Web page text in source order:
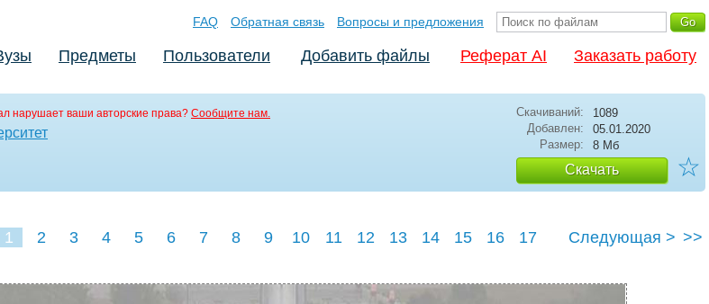
FAQ Обратная связь Вопросы и предложения
Предметы Пользователи Добавить файлы Реферат AI Заказать работу
нарушает ваши авторские права? Сообщите нам. Скачиваний:
1089
Добавлен:
05.01.2020
Размер:
8 Мб
Скачать ☆
1 2 3 4 5 6 7 8 9 10 11 12 13 14 15 16
17
Следующая > >>